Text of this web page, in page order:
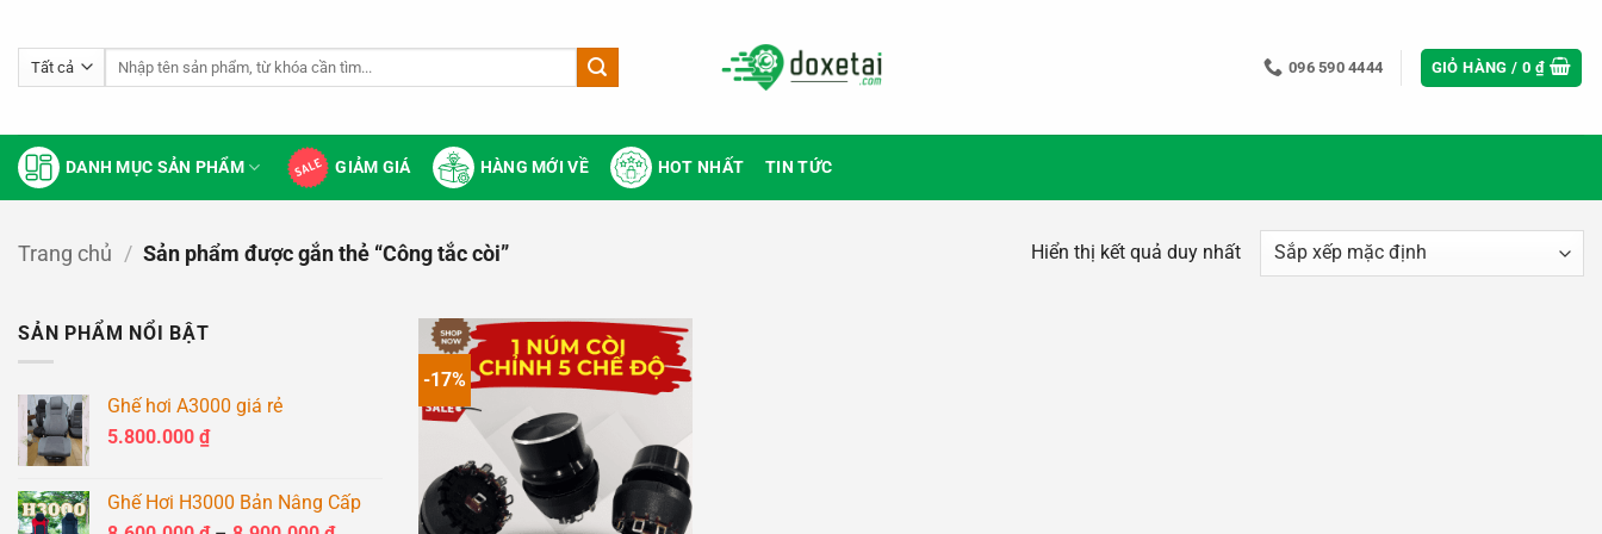
qua
096 590 4444 GIỎ HÀNG / 0 ₫
DANH MỤC SẢN PHẨM GIẢM GIÁ HÀNG MỚI VỀ HOT NHẤT TIN TỨC
Trang chủ / Sản phẩm được gắn thẻ “Công tắc còi” Hiển thị kết quả duy nhất
SẢN PHẨM NỔI BẬT
Ghế hơi A3000 giá rẻ
5.800.000 ₫
Ghế Hơi H3000 Bản Nâng Cấp
-17%
Add to
wishlist